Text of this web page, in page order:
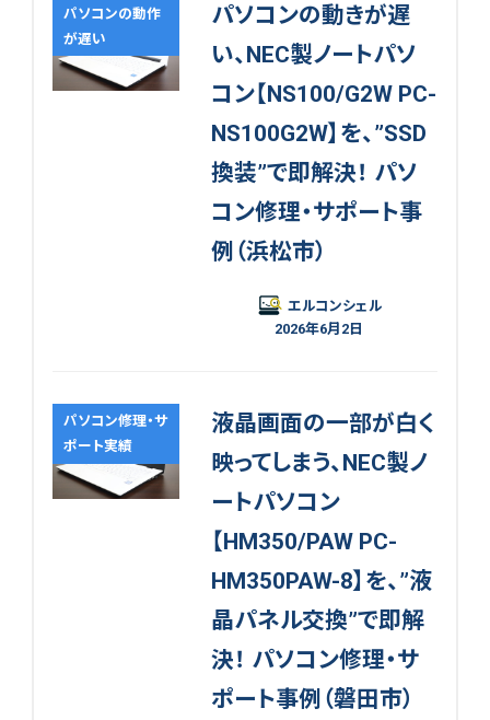
パソコンの動作
が遅い
パソコンの動きが遅
い、NEC製ノートパソ
コン【NS100/G2W PC-
NS100G2W】を、”SSD
換装”で即解決！ パソ
コン修理・サポート事
例（浜松市）
エルコンシェル
2026年6月2日
パソコン修理・サ
ポート実績
液晶画面の一部が白く
映ってしまう、NEC製ノ
ートパソコン
【HM350/PAW PC-
HM350PAW-8】を、”液
晶パネル交換”で即解
決！ パソコン修理・サ
ポート事例（磐田市）